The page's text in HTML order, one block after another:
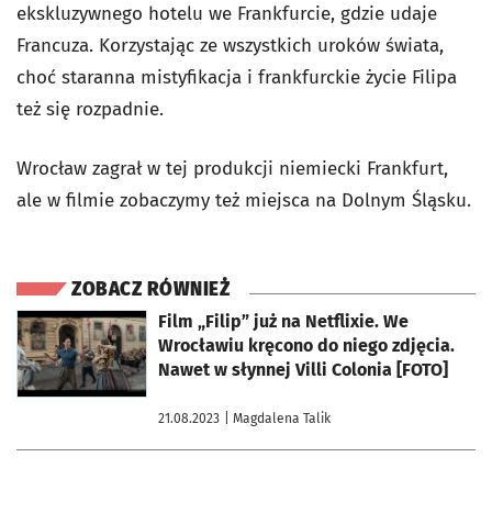
ekskluzywnego hotelu we Frankfurcie, gdzie udaje
Francuza. Korzystając ze wszystkich uroków świata,
choć staranna mistyfikacja i frankfurckie życie Filipa
też się rozpadnie.
Wrocław zagrał w tej produkcji niemiecki Frankfurt,
ale w filmie zobaczymy też miejsca na Dolnym Śląsku.
ZOBACZ RÓWNIEŻ
Film „Filip” już na Netflixie. We
Wrocławiu kręcono do niego zdjęcia.
Nawet w słynnej Villi Colonia [FOTO]
21.08.2023 | Magdalena Talik
otworzy się w nowej karcie